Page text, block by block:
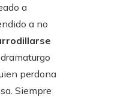
a
a no
perdona
Siempre